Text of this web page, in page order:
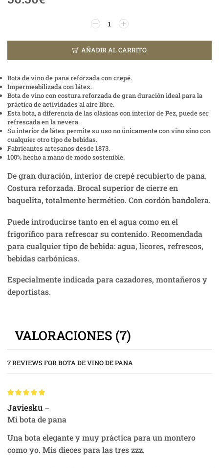
AÑADIR AL CARRITO
Bota de vino de pana reforzada con crepé.
Impermeabilizada con látex.
Bota de vino con costura reforzada de gran duración ideal para la
práctica de actividades al aire libre.
Esta bota, a diferencia de las clásicas con interior de Pez, puede ser
refrescada en la nevera.
Su interior de látex permite su uso no únicamente con vino sino con
cualquier otro tipo de bebidas.
Fabricantes artesanos desde 1873.
100% hecho a mano de modo sostenible.
De gran duración, interior de crepé recubierto de pana.
Costura reforzada. Brocal superior de cierre en
baquelita, totalmente hermético. Con cordón bandolera.
Puede introducirse tanto en el agua como en el
frigorífico para refrescar su contenido. Recomendada
para cualquier tipo de bebida: agua, licores, refrescos,
bebidas carbónicas.
Especialmente indicada para cazadores, montañeros y
deportistas.
VALORACIONES (7)
7 REVIEWS FORBOTA DE VINO DE PANA
Javiesku –
Mi bota de pana
Una bota elegante y muy práctica para un montero
como yo. Mis dieces para las tres zzz.